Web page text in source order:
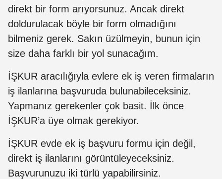
direkt bir form arıyorsunuz. Ancak direkt
doldurulacak böyle bir form olmadığını
bilmeniz gerek. Sakın üzülmeyin, bunun için
size daha farklı bir yol sunacağım.
İŞKUR aracılığıyla evlere ek iş veren firmaların
iş ilanlarına başvuruda bulunabileceksiniz.
Yapmanız gerekenler çok basit. İlk önce
İŞKUR’a üye olmak gerekiyor.
İŞKUR evde ek iş başvuru formu için değil,
direkt iş ilanlarını görüntüleyeceksiniz.
Başvurunuzu iki türlü yapabilirsiniz.